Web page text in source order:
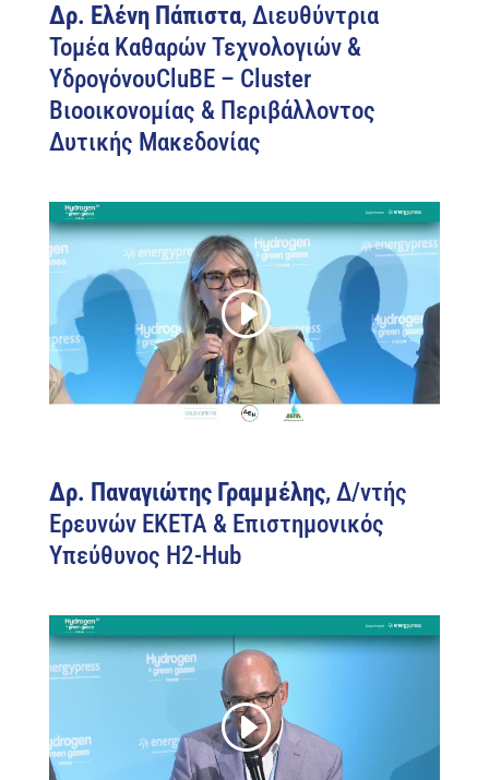
Δρ. Ελένη Πάπιστα, Διευθύντρια
Τομέα Καθαρών Τεχνολογιών &
ΥδρογόνουCluBE – Cluster
Βιοοικονομίας & Περιβάλλοντος
Δυτικής Μακεδονίας
Δρ. Παναγιώτης Γραμμέλης, Δ/ντής
Ερευνών ΕΚΕΤΑ & Επιστημονικός
Υπεύθυνος H2-Hub